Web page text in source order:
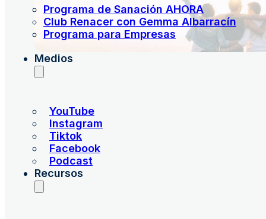
Programa de Sanación AHORA
Club Renacer con Gemma Albarracín
Programa para Empresas
Medios
YouTube
Instagram
Tiktok
Facebook
Podcast
Recursos